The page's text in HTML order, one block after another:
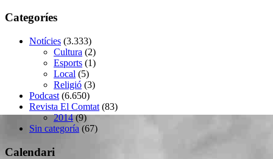
Categoríes
Notícies (3.333)
Cultura (2)
Esports (1)
Local (5)
Religió (3)
Podcast (6.650)
Revista El Comtat (83)
2014(9)
Sin categoría (67)
Calendari